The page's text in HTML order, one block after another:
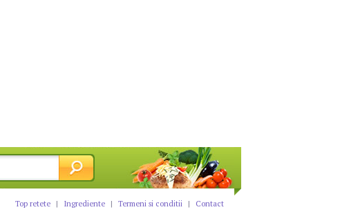
Top retete | Ingrediente | Termeni si conditii | Contact